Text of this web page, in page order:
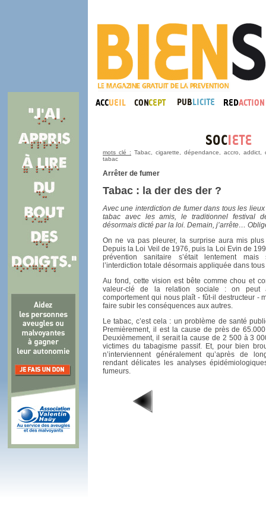
mots clé : Tabac, cigarette, dépendance, accro,
tabac
Arrêter de fumer
Tabac : la der des der ?
Avec une interdiction de fumer dans tous les
tabac avec les amis, le traditionnel festival
désormais dicté par la loi. Demain, j’arrête…
On ne va pas pleurer, la surprise aura mis
Depuis la Loi Veil de 1976, puis la Loi Evin de
prévention sanitaire s’était lentement mais
l’interdiction totale désormais appliquée dans
Au fond, cette vision est bête comme chou et
valeur-clé de la relation sociale : on peut
comportement qui nous plaît - fût-il destructeur -
faire subir les conséquences aux autres.
Le tabac, c’est cela : un problème de santé
Premièrement, il est la cause de près de
Deuxièmement, il serait la cause de 2 500 à 3
victimes du tabagisme passif. Et, pour bien
n’interviennent généralement qu’après de
rendant délicates les analyses
fumeurs.